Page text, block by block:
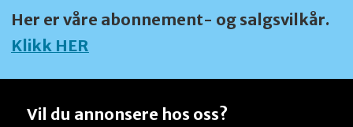
Her er våre abonnement- og salgsvilkår.
Klikk HER
Vil du annonsere hos oss?